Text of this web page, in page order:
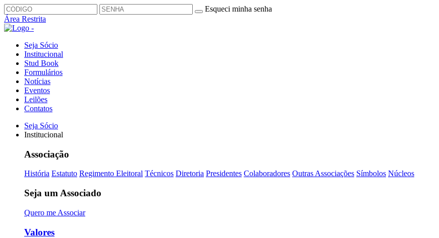
Esqueci minha senha
Área Restrita
Seja Sócio
Institucional
Stud Book
Formulários
Notícias
Eventos
Leilões
Contatos
Seja Sócio
Institucional
Associação
História Estatuto Regimento Eleitoral Técnicos Diretoria Presidentes Colaboradores Outras Associações Símbolos Núcleos
Seja um Associado
Quero me Associar
Valores